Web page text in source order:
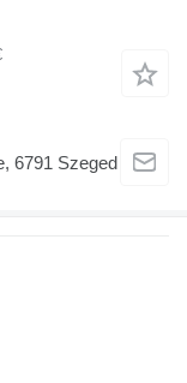
6791 Szeged